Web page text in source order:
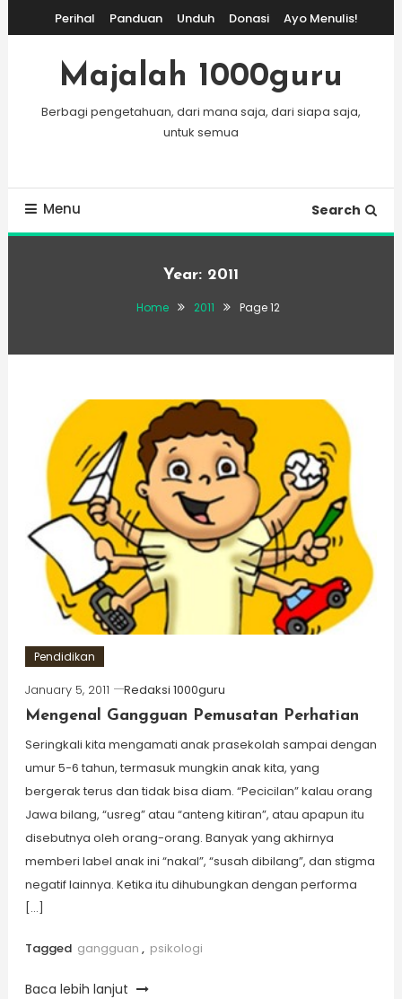
To
Content
Perihal Panduan Unduh Donasi Ayo Menulis!
Majalah 1000guru
Berbagi pengetahuan, dari mana saja, dari siapa saja,
untuk semua
Menu Search
Year: 2011
Home 2011 Page 12
Pendidikan
January 5, 2011
Redaksi 1000guru
Mengenal Gangguan Pemusatan Perhatian
Seringkali kita mengamati anak prasekolah sampai dengan
umur 5-6 tahun, termasuk mungkin anak kita, yang
bergerak terus dan tidak bisa diam. “Pecicilan” kalau orang
Jawa bilang, “usreg” atau “anteng kitiran”, atau apapun itu
disebutnya oleh orang-orang. Banyak yang akhirnya
memberi label anak ini “nakal”, “susah dibilang”, dan stigma
negatif lainnya. Ketika itu dihubungkan dengan performa
[…]
Tagged gangguan , psikologi
Baca lebih lanjut